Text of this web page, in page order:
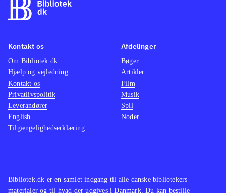
Bibliotek.dk er en samlet indgang til alle danske bibliotekers
materialer og til hvad der udgives i Danmark. Du kan bestille
Kontakt os
Om Bibliotek.dk
Hjælp og vejledning
Kontakt os
Privatlivspolitik
Leverandører
English
Tilgængelighedserklæring
Afdelinger
Bøger
Artikler
Film
Musik
Spil
Noder